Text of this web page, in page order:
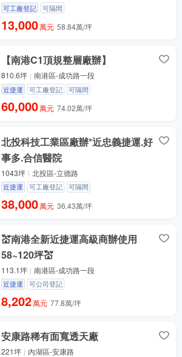
可工廠登記 可隔間
13,000萬元 58.84萬/坪
【南港C1頂規整層廠辦】
810.6坪 南港區-成功路一段
近捷運 可工廠登記 可隔間
60,000萬元 74.02萬/坪
北投科技工業區廠辦*近忠義捷運.好
事多.合信醫院
1043坪 北投區-立德路
近捷運 可工廠登記 可隔間
38,000萬元 36.43萬/坪
💒南港全新近捷運高級商辦使用
58~120坪💒
113.1坪 南港區-成功路一段
近捷運 可公司登記
8,202萬元 77.8萬/坪
安康路稀有面寬透天廠
221坪 內湖區-安康路